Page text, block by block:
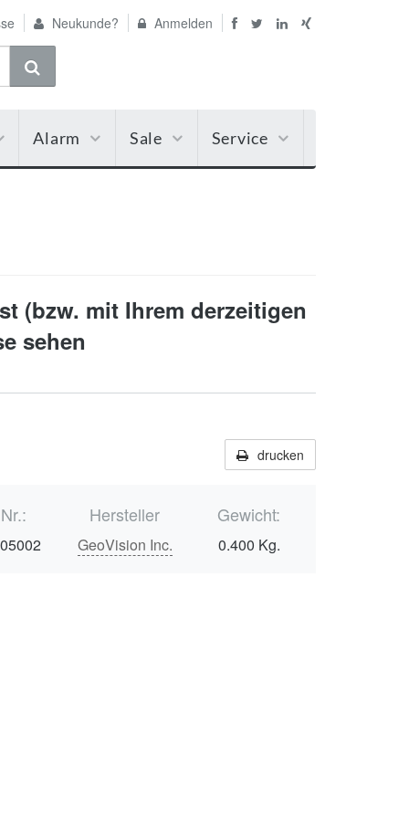
Neukunde? Anmelden
Alarm Sale Service
(bzw. mit Ihrem derzeitigen
sehen
drucken
Hersteller
GeoVision Inc.
Gewicht:
0.400 Kg.